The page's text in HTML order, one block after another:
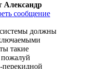
Александр
должны
такие
перекидной